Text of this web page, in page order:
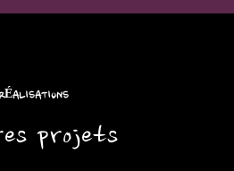
projets